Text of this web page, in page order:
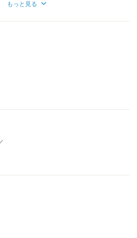
、
した方もいます。
可能ですので、
いただけます。
たり 184時間～192時間
もっと見る